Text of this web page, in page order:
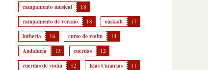
campamento musical 18
campamento de verano 18 euskadi 17
luthería 16 curso de violín 14
Andalucía 13 cuerdas 12
cuerdas de violín 12 Islas Canarias 11